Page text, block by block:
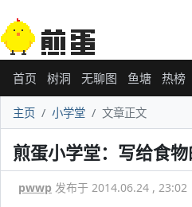
首页 树洞 无聊图 鱼塘 热榜
主页 小学堂 文章正文
煎蛋小学堂：写给食
pwwp 发布于 2014.06.24 , 23:02